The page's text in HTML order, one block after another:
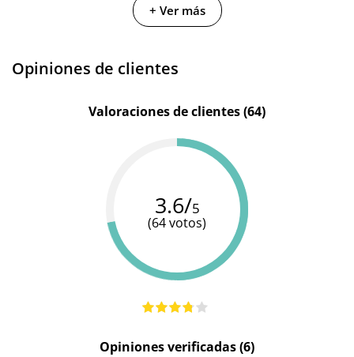
Transparente Transparente
+ Ver más
Opiniones de clientes
Valoraciones de clientes (64)
3.6/5
(64 votos)
Opiniones verificadas (6)